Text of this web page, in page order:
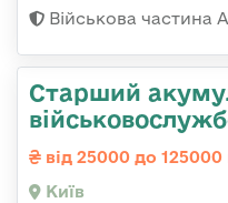
Військова частина
Старший
від 25000 до 125000
Київ